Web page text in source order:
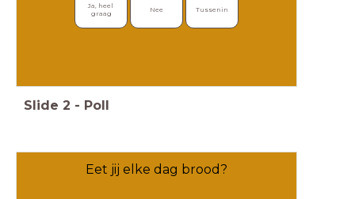
Ja, heel
graag
Nee Tussenin
Slide 2 - Poll
Eet jij elke dag brood?